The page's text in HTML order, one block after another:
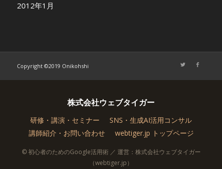
2012年1月
Copyright ©2019 Onikohshi
株式会社ウェブタイガー
研修・講演・セミナー
SNS・生成AI活用コンサル
講師紹介・お問い合わせ
webtiger.jp トップページ
© 初心者のためのGoogle活用術 ／ 運営：株式会社ウェブタイガー
（webtiger.jp）